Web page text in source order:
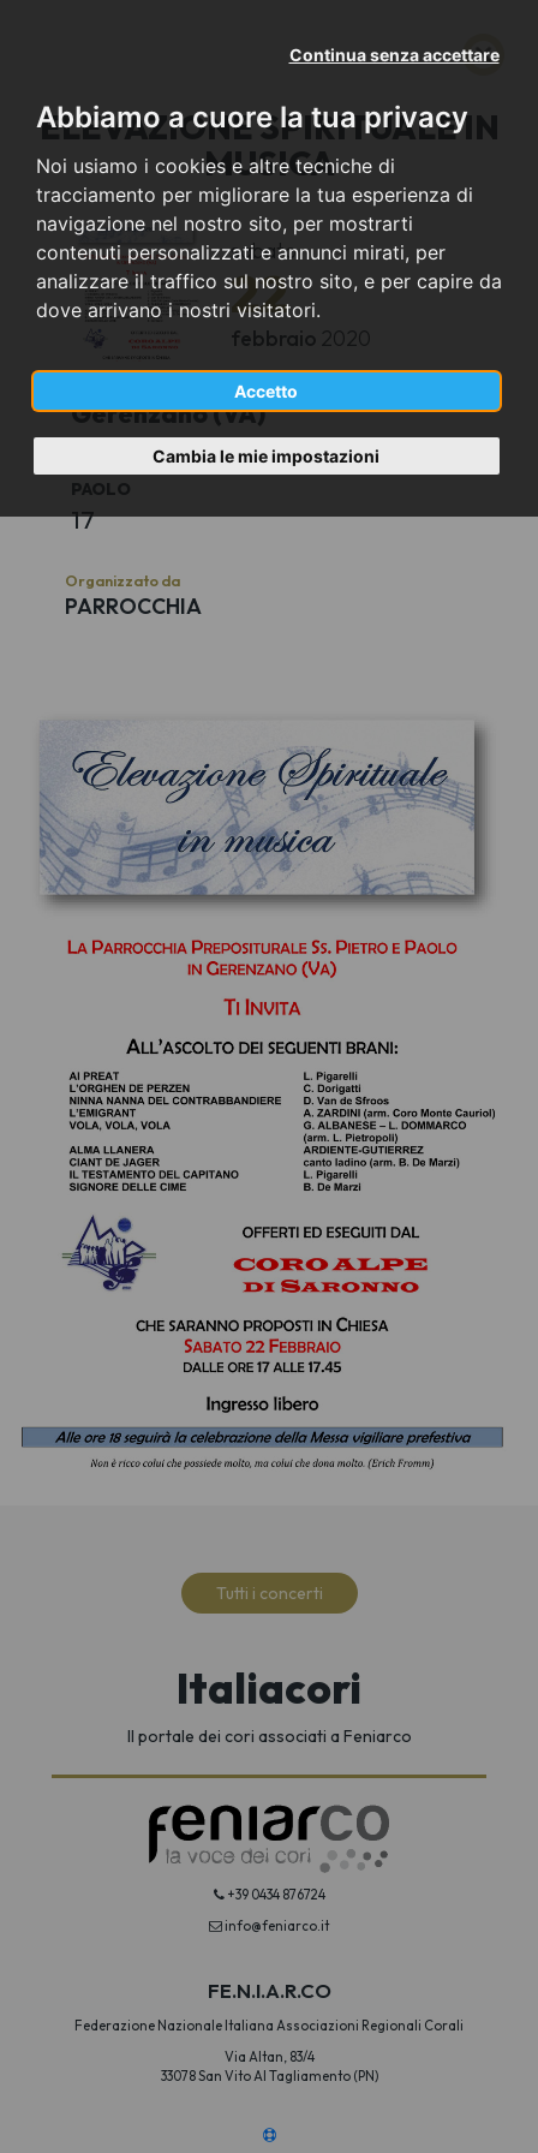
Abbiamo a cuore la tua privacy
Noi usiamo i cookies e altre tecniche di
tracciamento per migliorare la tua esperienza di
navigazione nel nostro sito, per mostrarti
contenuti personalizzati e annunci mirati, per
analizzare il traffico sul nostro sito, e per capire da
dove arrivano i nostri visitatori.
Accetto
Continua senza accettare
Cambia le mie impostazioni
ELEVAZIONE SPIRITUALE IN
MUSICA
sabato
22
febbraio 2020
Gerenzano (VA)
PARROCCHIA PREPOSITURALE SS. PIETRO E
PAOLO
17
Organizzato da
PARROCCHIA
Tutti i concerti
Italiacori
Il portale dei cori associati a Feniarco
+39 0434 876724
info@feniarco.it
FE.N.I.A.R.CO
Federazione Nazionale Italiana Associazioni Regionali Corali
Via Altan, 83/4
33078 San Vito Al Tagliamento (PN)